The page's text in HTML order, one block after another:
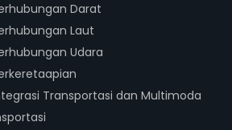
Darat
Laut
Udara
Transportasi dan Multimoda